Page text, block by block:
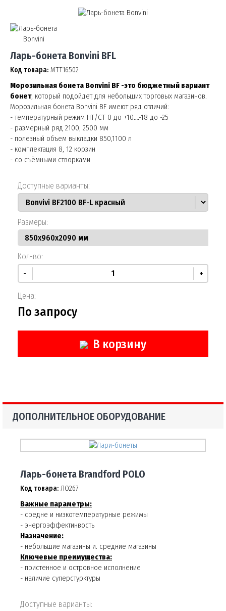
Ларь-бонета Bonvini BFL
Код товара: МТТ16502
Морозильная бонета Bonvini BF -это бюджетный вариант
бонет, который подойдет для небольших торговых магазинов.
Морозильная бонета Bonvini BF имеют ряд отличий:
- температурный режим НТ/СТ 0 до +10….-18 до -25
- размерный ряд 2100, 2500 мм
- полезный объем выкладки 850,1100 л
- комплектация 8, 12 корзин
- со съёмными створками
Доступные варианты:
Размеры:
Кол-во:
- +
Цена:
По запросу
В корзину
ДОПОЛНИТЕЛЬНОЕ ОБОРУДОВАНИЕ
Ларь-бонета Brandford POLO
Код товара: ЛО267
Важные параметры:
- средне и низкотемпературные режимы
- энергоэффектинвость
Назначение:
- небольшие магазины и. средние магазины
Ключевые преимущества:
- приcтенное и островное исполнение
- наличие суперстурктуры
Доступные варианты: